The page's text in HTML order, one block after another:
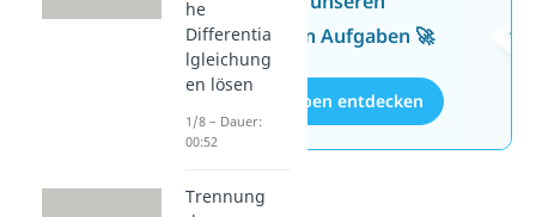
kostenlosen Aufgaben 🚀
Aufgaben entdecken
he
Differentia
lgleichung
en lösen
1/8 – Dauer:
00:52
Trennung